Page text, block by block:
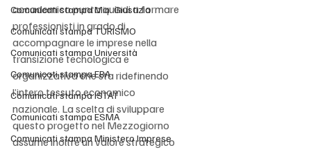
Comunicati stampa Min. Giustizia
Comunicati stampa TURISMO
Comunicati stampa Università
Comunicati stampa EBA
Comunicati stampa ISTAT
Comunicati stampa ESMA
Comunicati stampa Ministero Imprese
accademico punta quindi a formare
professionisti in grado di
accompagnare le imprese nella
transizione tecnologica e
organizzativa che sta ridefinendo
l’intero tessuto economico
nazionale. La scelta di sviluppare
questo progetto nel Mezzogiorno
assume inoltre un valore strategico